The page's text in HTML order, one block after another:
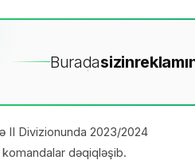
Buradasizin
II Divizionunda 2023/2024
dəqiqləşib.